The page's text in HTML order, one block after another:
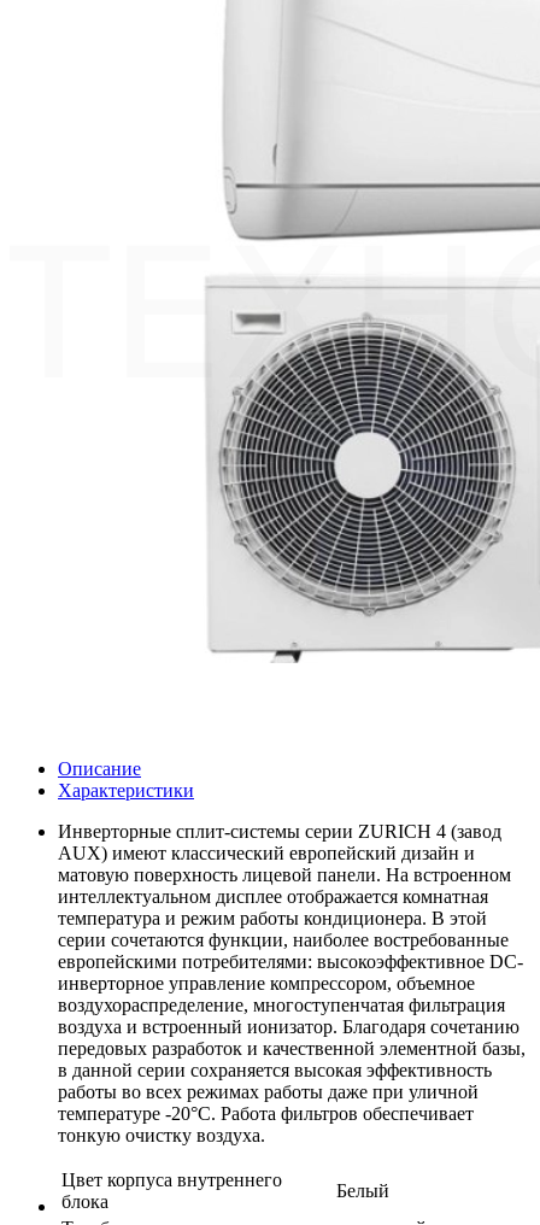
Описание
Характеристики
Инверторные сплит-системы серии ZURICH 4 (завод
AUX) имеют классический европейский дизайн и
матовую поверхность лицевой панели. На встроенном
интеллектуальном дисплее отображается комнатная
температура и режим работы кондиционера. В этой
серии сочетаются функции, наиболее востребованные
европейскими потребителями: высокоэффективное DC-
инверторное управление компрессором, объемное
воздухораспределение, многоступенчатая фильтрация
воздуха и встроенный ионизатор. Благодаря сочетанию
передовых разработок и качественной элементной базы,
в данной серии сохраняется высокая эффективность
работы во всех режимах работы даже при уличной
температуре -20°С. Работа фильтров обеспечивает
тонкую очистку воздуха.
Цвет корпуса внутреннего
блока
Белый